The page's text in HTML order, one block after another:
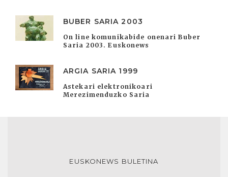
BUBER SARIA 2003
On line komunikabide onenari Buber
Saria 2003. Euskonews
ARGIA SARIA 1999
Astekari elektronikoari
Merezimenduzko Saria
EUSKONEWS BULETINA